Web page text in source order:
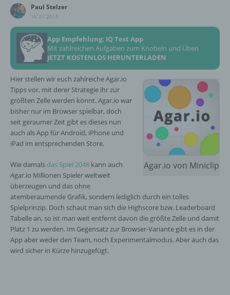
Paul Stelzer
16.07.2015
App Empfehlung: IQ Test App
Mit zahlreichen Aufgaben zum Knobeln und Üben
JETZT KOSTENLOS HERUNTERLADEN
Agar.io von Miniclip
Hier stellen wir euch zahlreiche Agar.io
Tipps vor, mit derer Strategie ihr zur
größten Zelle werden könnt. Agar.io war
bisher nur im Browser spielbar, doch
seit geraumer Zeit gibt es dieses nun
auch als App für Android, iPhone und
iPad im entsprechenden Store.
Wie damals das Spiel 2048 kann auch
Agar.io Millionen Spieler weltweit
überzeugen und das ohne
atemberaumende Grafik, sondern lediglich durch ein tolles
Spielprinzip. Doch schaut man sich die Highscore bzw. Leaderboard
Tabelle an, so ist man weit entfernt davon die größte Zelle und damit
Platz 1 zu werden. Im Gegensatz zur Browser-Variante gibt es in der
App aber weder den Team, noch Experimentalmodus. Aber auch das
wird sicher in Kürze hinzugefügt.